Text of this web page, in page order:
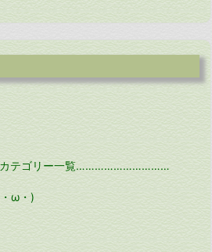
テゴリー一覧…………………………
ω・)